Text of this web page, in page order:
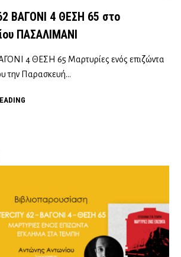
ΒΑΓΟΝΙ 4 ΘΕΣΗ 65 στο
ΠΑΣΑΛΙΜΑΝΙ
4 ΘΕΣΗ 65 Μαρτυρίες ενός επιζώντα
την Παρασκευή…